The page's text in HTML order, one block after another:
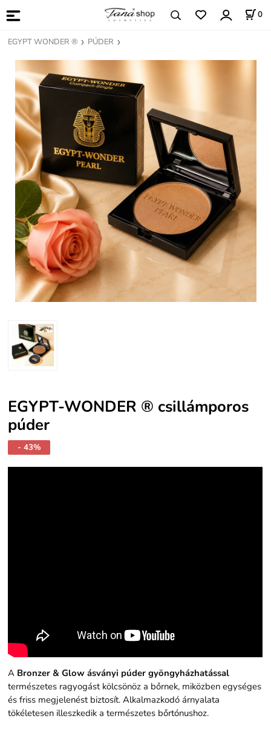
0
EGYPT WONDER ® PÚDER
EGYPT-WONDER ® csillámporos
púder
- 43%
A Bronzer & Glow ásványi púder gyöngyházhatással
természetes ragyogást kölcsönöz a bőrnek, miközben egységes
és friss megjelenést biztosít. Alkalmazkodó árnyalata
tökéletesen illeszkedik a természetes bőrtónushoz.